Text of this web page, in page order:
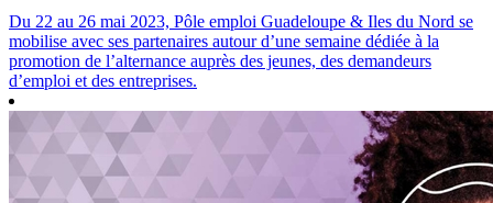
Du 22 au 26 mai 2023, Pôle emploi Guadeloupe & Iles du Nord se
mobilise avec ses partenaires autour d’une semaine dédiée à la
promotion de l’alternance auprès des jeunes, des demandeurs
d’emploi et des entreprises.